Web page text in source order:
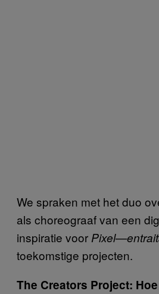
We spraken met het duo
als choreograaf van een
inspiratie voor
toekomstige projecten.
The Creators Project: